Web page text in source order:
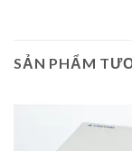
SẢN PHẨM